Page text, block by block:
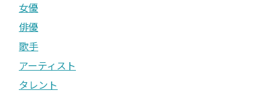
女優
俳優
歌手
アーティスト
タレント